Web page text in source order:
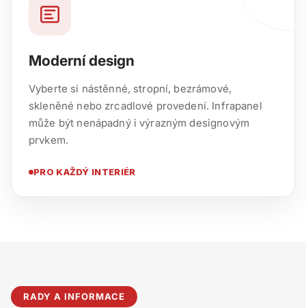
Moderní design
Vyberte si nástěnné, stropní, bezrámové,
skleněné nebo zrcadlové provedení. Infrapanel
může být nenápadný i výrazným designovým
prvkem.
PRO KAŽDÝ INTERIÉR
RADY A INFORMACE